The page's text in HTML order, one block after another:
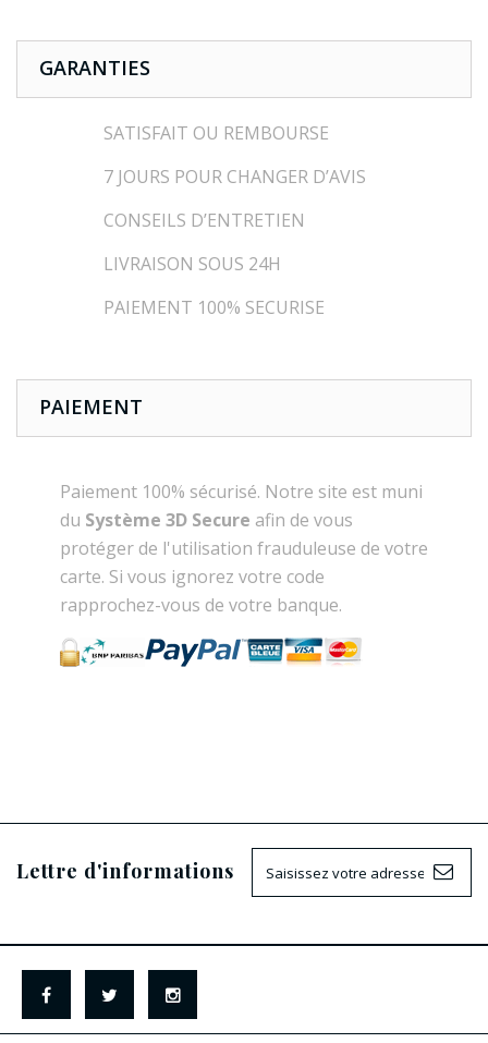
GARANTIES
SATISFAIT OU REMBOURSE
7 JOURS POUR CHANGER D’AVIS
CONSEILS D’ENTRETIEN
LIVRAISON SOUS 24H
PAIEMENT 100% SECURISE
PAIEMENT
Paiement 100% sécurisé. Notre site est muni
du Système 3D Secure afin de vous
protéger de l'utilisation frauduleuse de votre
carte. Si vous ignorez votre code
rapprochez-vous de votre banque.
Lettre d'informations